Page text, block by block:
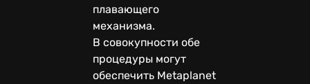
плавающего
механизма.
В совокупности обе
процедуры могут
обеспечить Metaplanet